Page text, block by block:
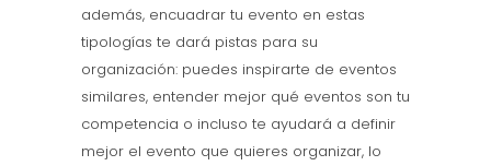
además, encuadrar tu evento en estas
tipologías te dará pistas para su
organización: puedes inspirarte de eventos
similares, entender mejor qué eventos son tu
competencia o incluso te ayudará a definir
mejor el evento que quieres organizar, lo